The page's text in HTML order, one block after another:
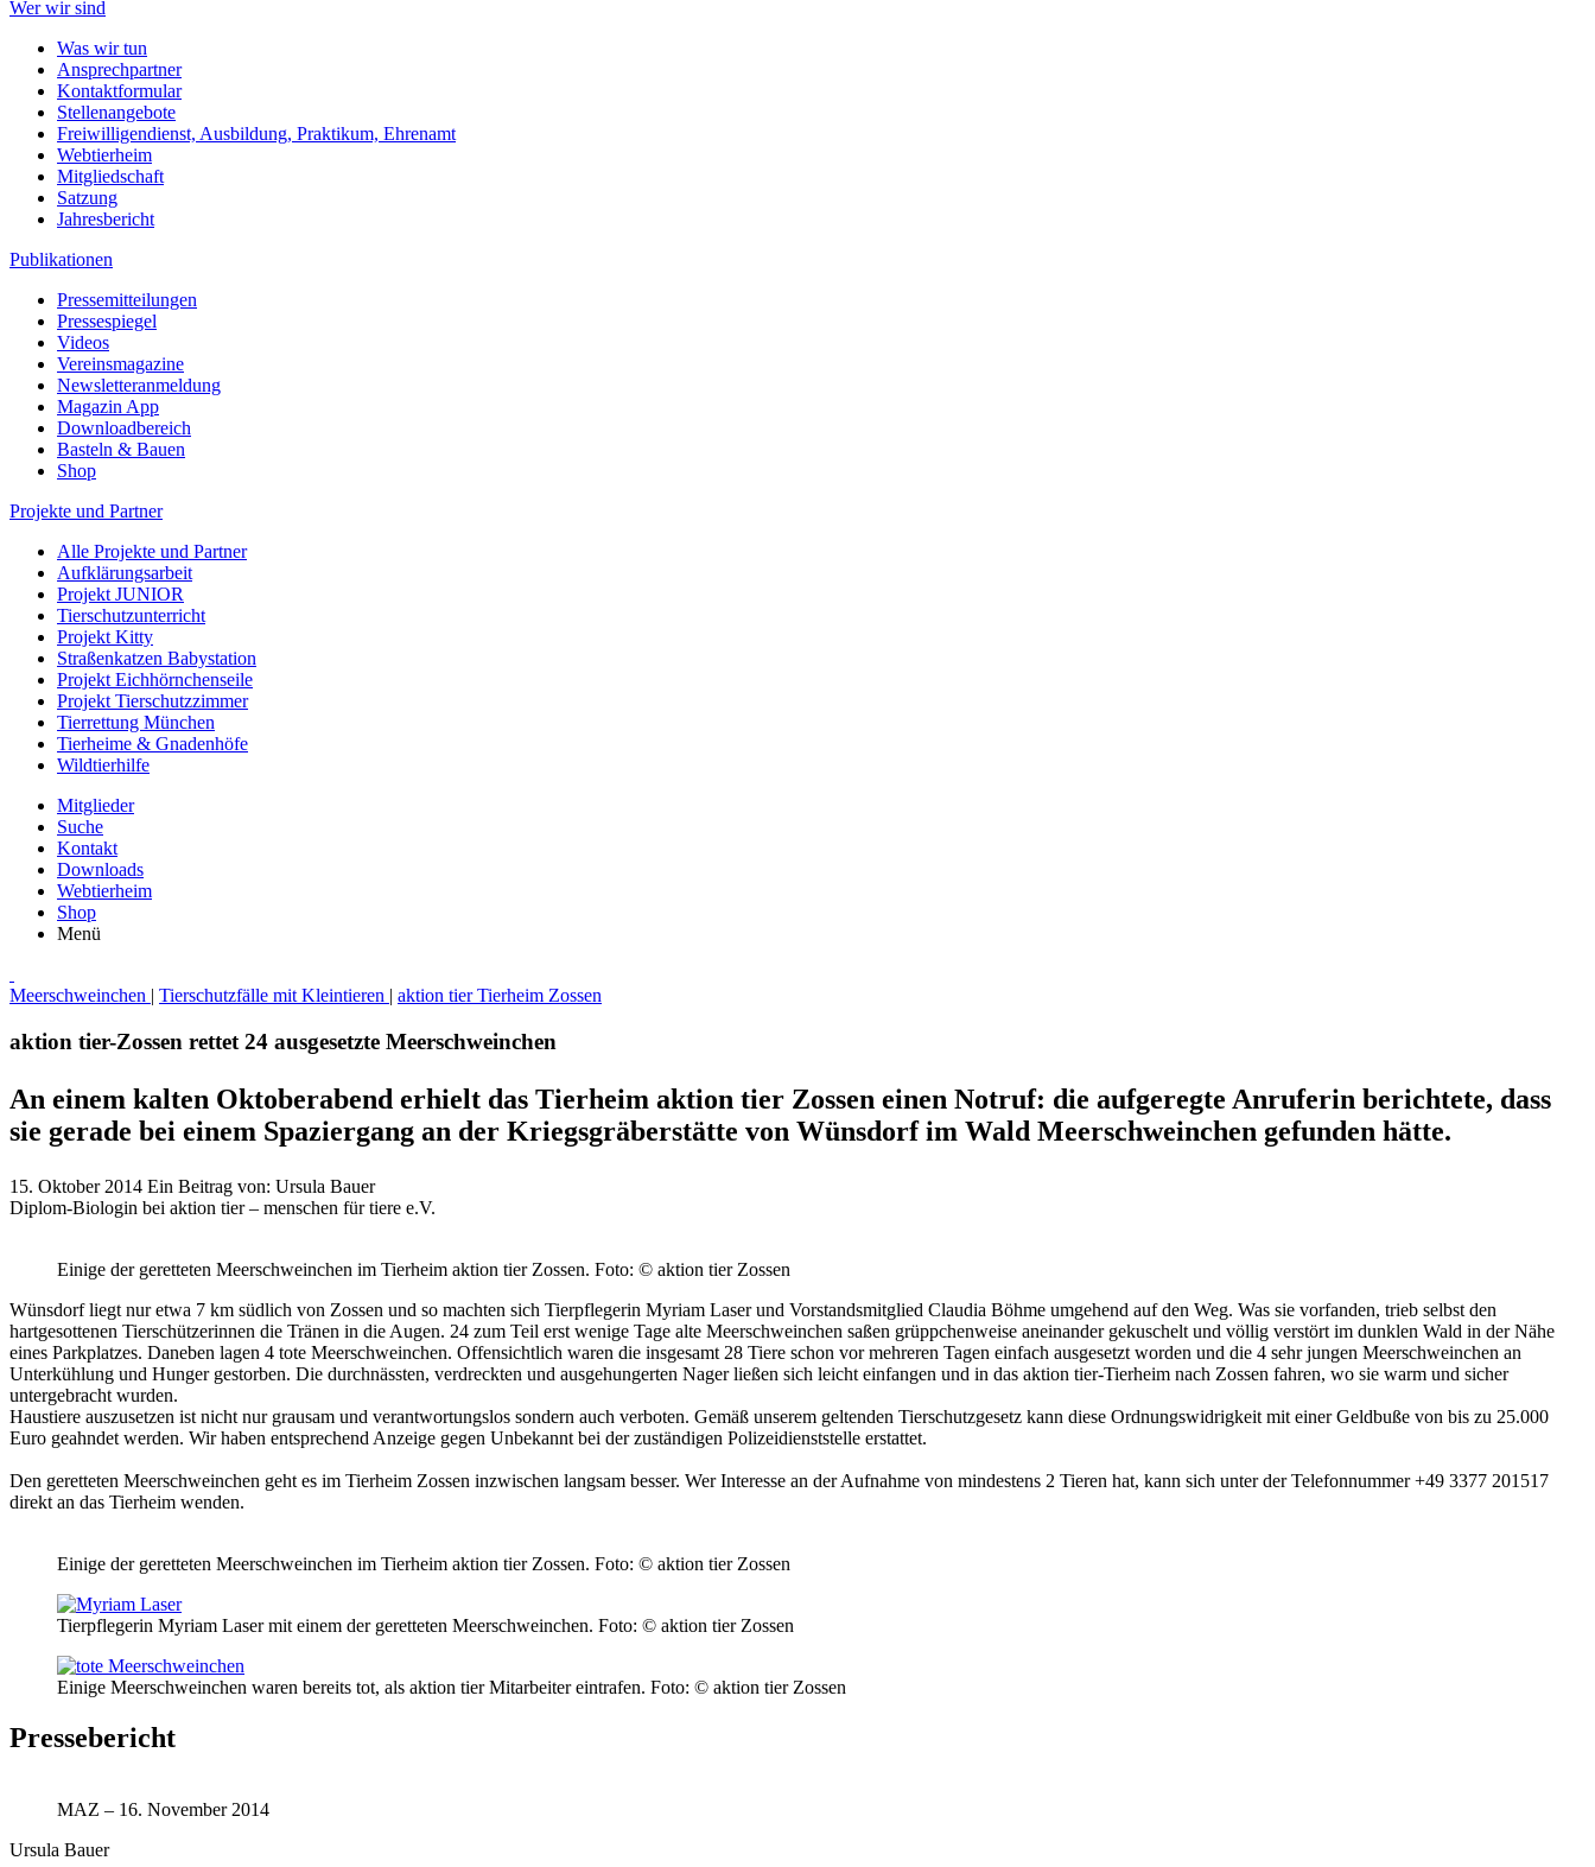
Wer wir sind
Was wir tun
Ansprechpartner
Kontaktformular
Stellenangebote
Freiwilligendienst, Ausbildung, Praktikum, Ehrenamt
Webtierheim
Mitgliedschaft
Satzung
Jahresbericht
Publikationen
Pressemitteilungen
Pressespiegel
Videos
Vereinsmagazine
Newsletteranmeldung
Magazin App
Downloadbereich
Basteln & Bauen
Shop
Projekte und Partner
Alle Projekte und Partner
Aufklärungsarbeit
Projekt JUNIOR
Tierschutzunterricht
Projekt Kitty
Straßenkatzen Babystation
Projekt Eichhörnchenseile
Projekt Tierschutzzimmer
Tierrettung München
Tierheime & Gnadenhöfe
Wildtierhilfe
Mitglieder
Suche
Kontakt
Downloads
Webtierheim
Shop
Menü
Meerschweinchen | Tierschutzfälle mit Kleintieren | aktion tier Tierheim Zossen
aktion tier-Zossen rettet 24 ausgesetzte Meerschweinchen
An einem kalten Oktoberabend erhielt das Tierheim aktion tier Zossen einen Notruf: die aufgeregte Anruferin berichtete, dass
sie gerade bei einem Spaziergang an der Kriegsgräberstätte von Wünsdorf im Wald Meerschweinchen gefunden hätte.
15. Oktober 2014 Ein Beitrag von: Ursula Bauer
Diplom-Biologin bei aktion tier – menschen für tiere e.V.
Einige der geretteten Meerschweinchen im Tierheim aktion tier Zossen. Foto: © aktion tier Zossen
Wünsdorf liegt nur etwa 7 km südlich von Zossen und so machten sich Tierpflegerin Myriam Laser und Vorstandsmitglied Claudia Böhme umgehend auf den Weg. Was sie vorfanden, trieb selbst den
hartgesottenen Tierschützerinnen die Tränen in die Augen. 24 zum Teil erst wenige Tage alte Meerschweinchen saßen grüppchenweise aneinander gekuschelt und völlig verstört im dunklen Wald in der Nähe
eines Parkplatzes. Daneben lagen 4 tote Meerschweinchen. Offensichtlich waren die insgesamt 28 Tiere schon vor mehreren Tagen einfach ausgesetzt worden und die 4 sehr jungen Meerschweinchen an
Unterkühlung und Hunger gestorben. Die durchnässten, verdreckten und ausgehungerten Nager ließen sich leicht einfangen und in das aktion tier-Tierheim nach Zossen fahren, wo sie warm und sicher
untergebracht wurden.
Haustiere auszusetzen ist nicht nur grausam und verantwortungslos sondern auch verboten. Gemäß unserem geltenden Tierschutzgesetz kann diese Ordnungswidrigkeit mit einer Geldbuße von bis zu 25.000
Euro geahndet werden. Wir haben entsprechend Anzeige gegen Unbekannt bei der zuständigen Polizeidienststelle erstattet.
Den geretteten Meerschweinchen geht es im Tierheim Zossen inzwischen langsam besser. Wer Interesse an der Aufnahme von mindestens 2 Tieren hat, kann sich unter der Telefonnummer +49 3377 201517
direkt an das Tierheim wenden.
Einige der geretteten Meerschweinchen im Tierheim aktion tier Zossen. Foto: © aktion tier Zossen
Tierpflegerin Myriam Laser mit einem der geretteten Meerschweinchen. Foto: © aktion tier Zossen
Einige Meerschweinchen waren bereits tot, als aktion tier Mitarbeiter eintrafen. Foto: © aktion tier Zossen
Pressebericht
MAZ – 16. November 2014
Ursula Bauer